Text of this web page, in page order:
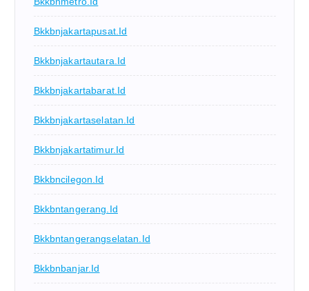
Bkkbnjakartapusat.id
Bkkbnjakartautara.id
Bkkbnjakartabarat.id
Bkkbnjakartaselatan.id
Bkkbnjakartatimur.id
Bkkbncilegon.id
Bkkbntangerang.id
Bkkbntangerangselatan.id
Bkkbnbanjar.id